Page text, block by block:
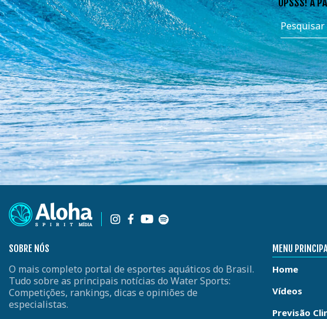
SOBRE NÓS
O mais completo portal de esportes aquáticos do Brasil.
Tudo sobre as principais notícias do Water Sports:
Competições, rankings, dicas e opiniões de
especialistas.
MENU
Home
Vídeos
Previsão